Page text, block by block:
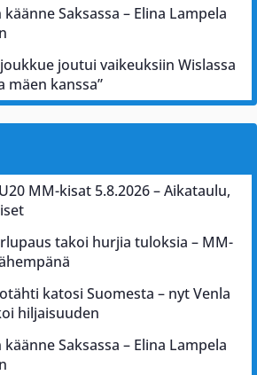
Saksassa – Elina Lampela
joutui vaikeuksiin Wislassa
mäen kanssa”
MM-kisat 5.8.2026 – Aikataulu,
takoi hurjia tuloksia – MM-
katosi Suomesta – nyt Venla
hiljaisuuden
Saksassa – Elina Lampela